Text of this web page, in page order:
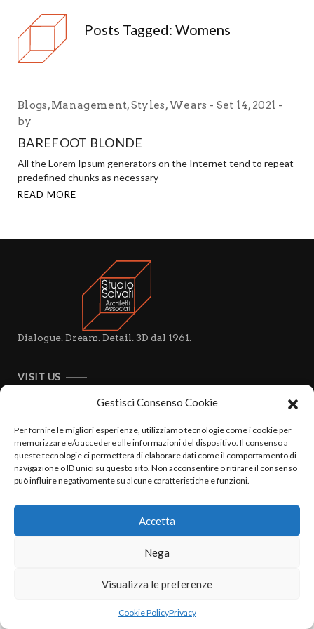
Gestisci Consenso Cookie
Per fornire le migliori esperienze, utilizziamo tecnologie come i cookie per
memorizzare e/o accedere alle informazioni del dispositivo. Il consenso a
queste tecnologie ci permetterà di elaborare dati come il comportamento di
navigazione o ID unici su questo sito. Non acconsentire o ritirare il consenso
può influire negativamente su alcune caratteristiche e funzioni.
Accetta
Nega
Visualizza le preferenze
Cookie PolicyPrivacy
Posts Tagged: Womens
Blogs,Management,Styles,Wears
Set 14, 2021
by
BAREFOOT BLONDE
All the Lorem Ipsum generators on the Internet tend to repeat
predefined chunks as necessary
READ MORE
Dialogue. Dream. Detail. 3D dal 1961.
VISIT US
Viale Campania, 26 20133 Milano
CALL US
+39 02 7611 8063